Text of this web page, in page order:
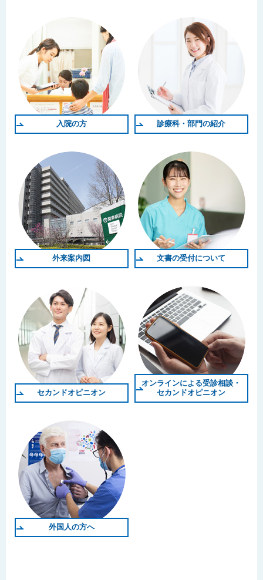
入院の方 診療科・部門の紹介
外来案内図 文書の受付について
セカンドオピニオン
オンラインによる受診相談・
セカンドオピニオン
外国人の方へ